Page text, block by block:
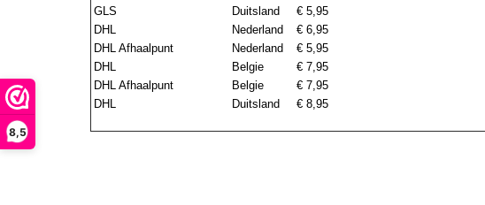
8,5
GLS
Duitsland
€ 5,95
DHL
Nederland
€ 6,95
DHL Afhaalpunt
Nederland
€ 5,95
DHL
Belgie
€ 7,95
DHL Afhaalpunt
Belgie
€ 7,95
DHL
Duitsland € 8,95